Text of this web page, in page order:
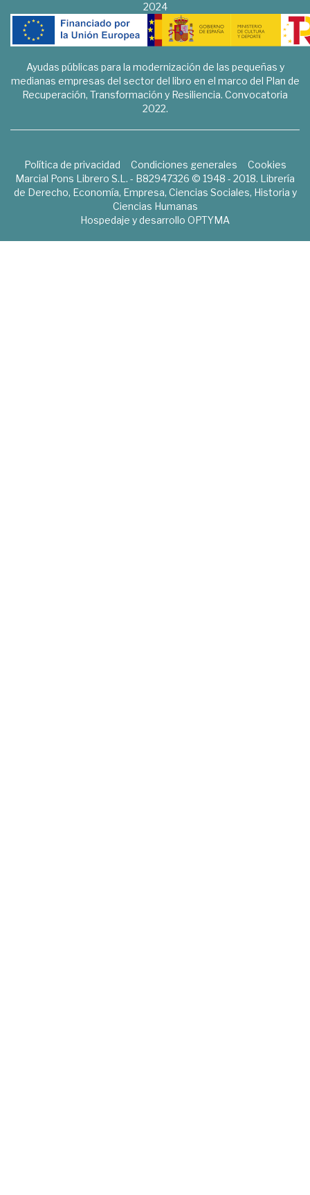
2024
Ayudas públicas para la modernización de las pequeñas y
medianas empresas del sector del libro en el marco del Plan de
Recuperación, Transformación y Resiliencia. Convocatoria
2022.
Política de privacidad Condiciones generales
Cookies
Marcial Pons Librero S.L. - B82947326 © 1948 - 2018. Librería
de Derecho, Economía, Empresa, Ciencias Sociales, Historia y
Ciencias Humanas
Hospedaje y desarrollo OPTYMA